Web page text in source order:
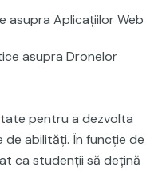
pentru a dezvolta
abilități. În funcție de
ca studenții să dețină
asupra Aplicațiilor Web
asupra Dronelor